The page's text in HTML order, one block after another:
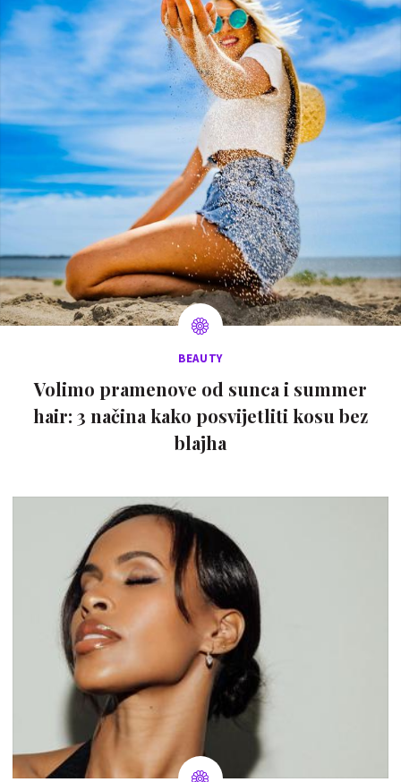
BEAUTY
Volimo pramenove od sunca i summer
hair: 3 načina kako posvijetliti kosu bez
blajha